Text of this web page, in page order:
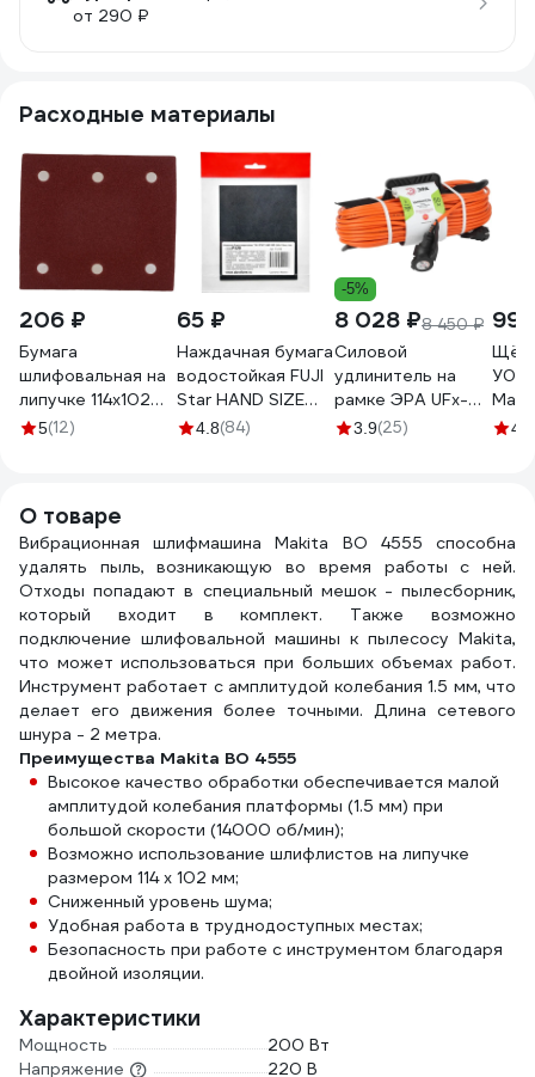
от 290 ₽
Расходные материалы
206 ₽
Бумага
шлифовальная на
липучке 114x102
мм, A150, 10 шт
5(12)
65 ₽
Наждачная бумага
водостойкая FUJI
Star HAND SIZE
140x115мм, P120, 4
4.8(84)
-5%
8 028 ₽8 450 ₽
Силовой
удлинитель на
рамке ЭРА UFx-
1e-3x1.5-50m-IP44
3.9(25)
99
(CB-
4.1
О товаре
Вибрационная шлифмашина Makita BO 4555 способна
удалять пыль, возникающую во время работы с ней.
Отходы попадают в специальный мешок - пылесборник,
который входит в комплект. Также возможно
подключение шлифовальной машины к пылесосу Makita,
что может использоваться при больших объемах работ.
Инструмент работает с амплитудой колебания 1.5 мм, что
делает его движения более точными. Длина сетевого
шнура - 2 метра.
Преимущества Makita BO 4555
Высокое качество обработки обеспечивается малой
амплитудой колебания платформы (1.5 мм) при
большой скорости (14000 об/мин);
Возможно использование шлифлистов на липучке
размером 114 х 102 мм;
Сниженный уровень шума;
Удобная работа в труднодоступных местах;
Безопасность при работе с инструментом благодаря
двойной изоляции.
Характеристики
Мощность
200 Вт
Напряжение
220 В